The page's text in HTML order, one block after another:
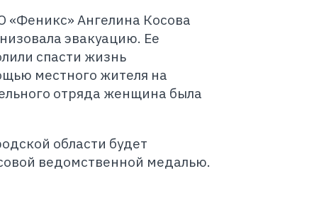
«Феникс» Ангелина Косова
эвакуацию. Ее
спасти жизнь
местного жителя на
отряда женщина была
области будет
ведомственной медалью.